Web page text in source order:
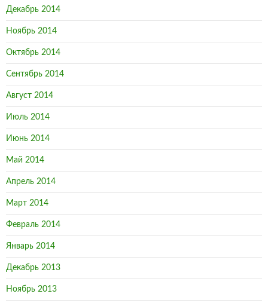
Декабрь 2014
Ноябрь 2014
Октябрь 2014
Сентябрь 2014
Август 2014
Июль 2014
Июнь 2014
Май 2014
Апрель 2014
Март 2014
Февраль 2014
Январь 2014
Декабрь 2013
Ноябрь 2013